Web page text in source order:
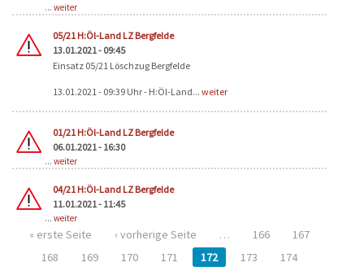
... weiter
05/21 H:Öl-Land LZ Bergfelde
13.01.2021 - 09:45
Einsatz 05/21 Löschzug Bergfelde
13.01.2021 - 09:39 Uhr - H:Öl-Land... weiter
01/21 H:Öl-Land LZ Bergfelde
06.01.2021 - 16:30
... weiter
04/21 H:Öl-Land LZ Bergfelde
11.01.2021 - 11:45
... weiter
« erste Seite ‹ vorherige Seite … 166
167
168
169 170 171 172 173
174